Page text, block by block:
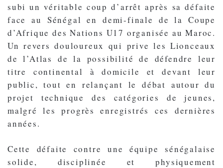
subi un véritable coup d’arrêt après sa défaite
face au Sénégal en demi-finale de la Coupe
d’Afrique des Nations U17 organisée au Maroc.
Un revers douloureux qui prive les Lionceaux
de l’Atlas de la possibilité de défendre leur
titre continental à domicile et devant leur
public, tout en relançant le débat autour du
projet technique des catégories de jeunes,
malgré les progrès enregistrés ces dernières
années.
Cette défaite contre une équipe sénégalaise
solide, disciplinée et physiquement